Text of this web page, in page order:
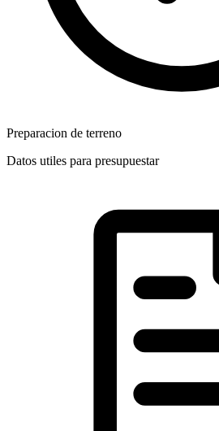
Preparacion de terreno
Datos utiles para presupuestar